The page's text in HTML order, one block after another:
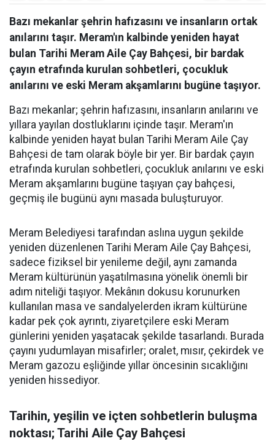
Bazı mekanlar şehrin hafızasını ve insanların ortak
anılarını taşır. Meram'ın kalbinde yeniden hayat
bulan Tarihi Meram Aile Çay Bahçesi, bir bardak
çayın etrafında kurulan sohbetleri, çocukluk
anılarını ve eski Meram akşamlarını bugüne taşıyor.
Bazı mekanlar; şehrin hafızasını, insanların anılarını ve
yıllara yayılan dostluklarını içinde taşır. Meram'ın
kalbinde yeniden hayat bulan Tarihi Meram Aile Çay
Bahçesi de tam olarak böyle bir yer. Bir bardak çayın
etrafında kurulan sohbetleri, çocukluk anılarını ve eski
Meram akşamlarını bugüne taşıyan çay bahçesi,
geçmiş ile bugünü aynı masada buluşturuyor.
Meram Belediyesi tarafından aslına uygun şekilde
yeniden düzenlenen Tarihi Meram Aile Çay Bahçesi,
sadece fiziksel bir yenileme değil, aynı zamanda
Meram kültürünün yaşatılmasına yönelik önemli bir
adım niteliği taşıyor. Mekânın dokusu korunurken
kullanılan masa ve sandalyelerden ikram kültürüne
kadar pek çok ayrıntı, ziyaretçilere eski Meram
günlerini yeniden yaşatacak şekilde tasarlandı. Burada
çayını yudumlayan misafirler; oralet, mısır, çekirdek ve
Meram gazozu eşliğinde yıllar öncesinin sıcaklığını
yeniden hissediyor.
Tarihin, yeşilin ve içten sohbetlerin buluşma
noktası; Tarihi Aile Çay Bahçesi